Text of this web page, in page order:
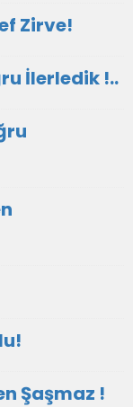
Zirve!
İlerledik !..
Şaşmaz !